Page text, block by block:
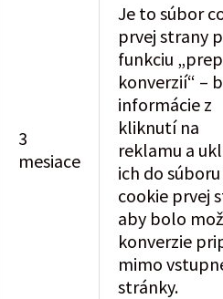
3
mesiace
Je to súbor
prvej strany
funkciu
konverzií“ –
informácie z
kliknutí na
reklamu a
ich do súboru
cookie prvej
aby bolo
konverzie
mimo
stránky.